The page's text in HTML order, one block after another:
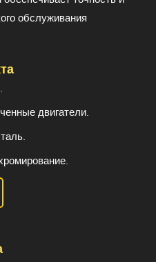
обслуживания
двигатели.